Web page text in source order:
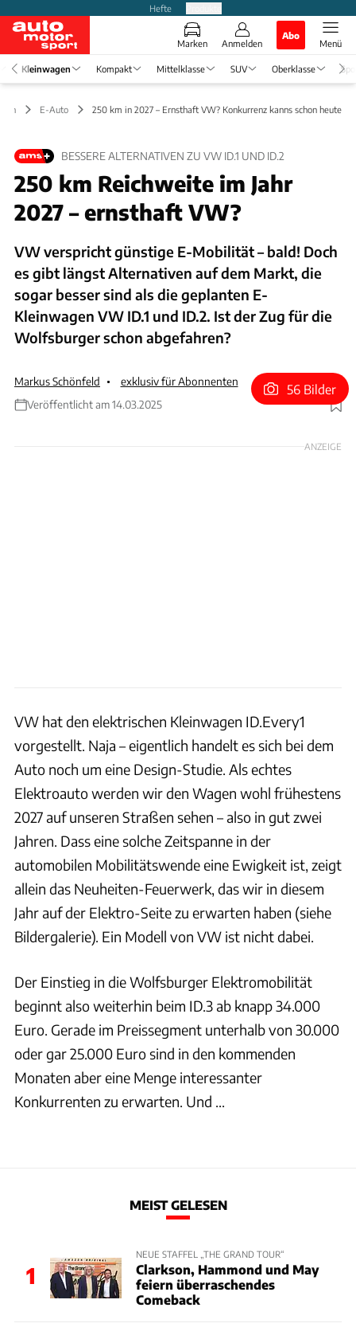
Hefte
Marken Anmelden
Abo
Menü
Kleinwagen Kompakt Mittelklasse SUV Oberklasse
E-Auto 250 km in 2027 – Ernsthaft VW? Konkurrenz kanns schon heute
BESSERE ALTERNATIVEN ZU VW ID.1 UND ID.2
250 km Reichweite im Jahr
2027 – ernsthaft VW?
VW verspricht günstige E-Mobilität – bald! Doch
es gibt längst Alternativen auf dem Markt, die
sogar besser sind als die geplanten E-
Kleinwagen VW ID.1 und ID.2. Ist der Zug für die
Wolfsburger schon abgefahren?
Markus Schönfeld
exklusiv für Abonnenten
Veröffentlicht am 14.03.2025
Foto: Hersteller
56 Bilder
ANZEIGE
VW hat den elektrischen Kleinwagen ID.Every1
vorgestellt. Naja – eigentlich handelt es sich bei dem
Auto noch um eine Design-Studie. Als echtes
Elektroauto werden wir den Wagen wohl frühestens
2027 auf unseren Straßen sehen – also in gut zwei
Jahren. Dass eine solche Zeitspanne in der
automobilen Mobilitätswende eine Ewigkeit ist, zeigt
allein das Neuheiten-Feuerwerk, das wir in diesem
Jahr auf der Elektro-Seite zu erwarten haben (siehe
Bildergalerie). Ein Modell von VW ist nicht dabei.
Der Einstieg in die Wolfsburger Elektromobilität
beginnt also weiterhin beim ID.3 ab knapp 34.000
Euro. Gerade im Preissegment unterhalb von 30.000
oder gar 25.000 Euro sind in den kommenden
Monaten aber eine Menge interessanter
Konkurrenten zu erwarten. Und ...
MEIST GELESEN
1
NEUE STAFFEL „THE GRAND TOUR“
Clarkson, Hammond und May
feiern überraschendes
Comeback